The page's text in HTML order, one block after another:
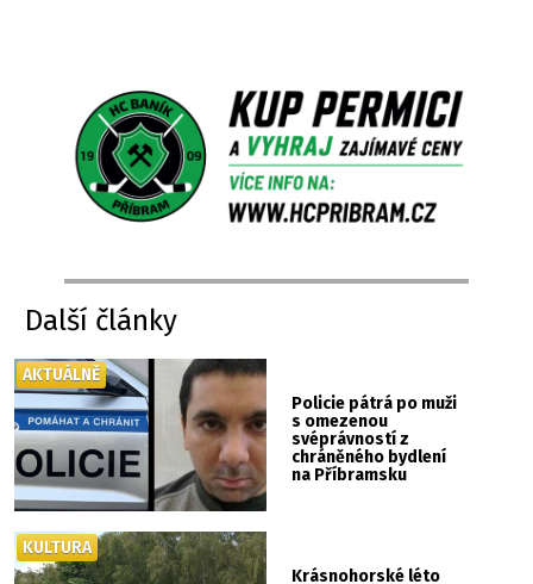
Další články
Policie pátrá po muži
s omezenou
svéprávností z
chráněného bydlení
na Příbramsku
AKTUÁLNĚ
Krásnohorské léto
KULTURA